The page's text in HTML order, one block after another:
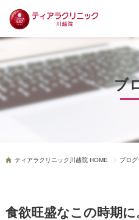
ブ
ティアラクリニック川越院 HOME ブロ
食欲旺盛なこの時期に